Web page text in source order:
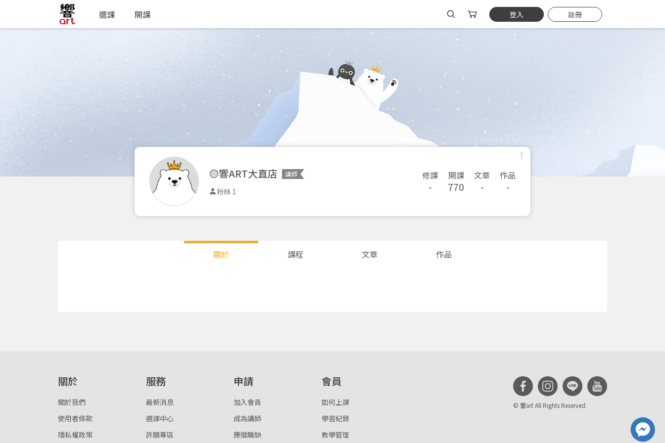
選課 開課 登入 註冊
🟡響ART大直店 講師
粉絲 1
修課
-
開課
770
文章
-
作品
-
關於 課程 文章 作品
關於
關於我們
使用者條款
隱私權政策
服務
最新消息
選課中心
許願專區
申請
加入會員
成為講師
應徵職缺
會員
如何上課
學習紀錄
教學管理
© 響art All Rights Reserved.